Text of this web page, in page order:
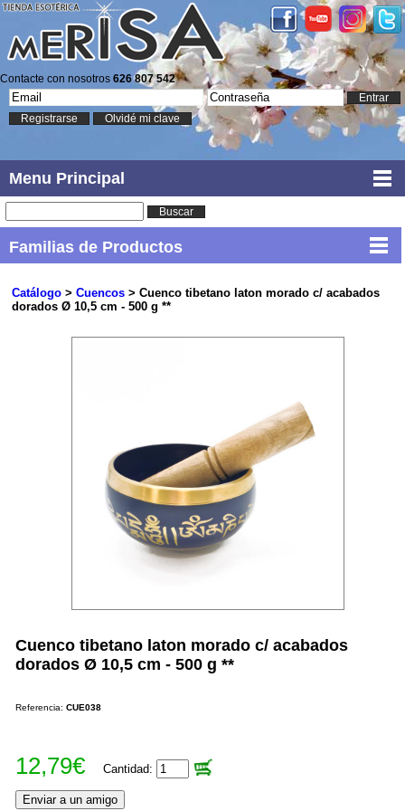
Contacte con nosotros 626 807 542
Entrar
Registrarse
Olvidé mi clave
Menu Principal
Buscar
Familias de Productos
Catálogo> Cuencos> Cuenco tibetano laton morado c/ acabados
dorados Ø 10,5 cm - 500 g **
Cuenco tibetano laton morado c/ acabados
dorados Ø 10,5 cm - 500 g **
Referencia:CUE038
12,79€ Cantidad: